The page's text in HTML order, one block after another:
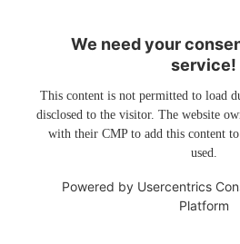
We need your
service!
This content is not permitted to load
disclosed to the visitor. The website
with their CMP to add this content
used.
Powered by Usercentrics
Platform